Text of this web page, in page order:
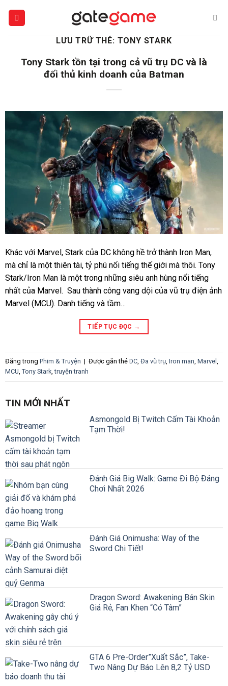
LƯU TRỮ THẺ: TONY STARK
Tony Stark tồn tại trong cả vũ trụ DC và là
đối thủ kinh doanh của Batman
Khác với Marvel, Stark của DC không hề trở thành Iron Man,
mà chỉ là một thiên tài, tỷ phú nổi tiếng thế giới mà thôi. Tony
Stark/Iron Man là một trong những siêu anh hùng nổi tiếng
nhất của Marvel. Sau thành công vang dội của vũ trụ điện ảnh
Marvel (MCU). Danh tiếng và tầm…
TIẾP TỤC ĐỌC →
Đăng trong Phim & Truyện | Được gắn thẻ DC, Đa vũ trụ, Iron man, Marvel ,
MCU, Tony Stark,truyện tranh
TIN MỚI NHẤT
Asmongold Bị Twitch Cấm Tài Khoản
Tạm Thời!
Đánh Giá Big Walk: Game Đi Bộ Đáng
Chơi Nhất 2026
Đánh Giá Onimusha: Way of the
Sword Chi Tiết!
Dragon Sword: Awakening Bán Skin
Giá Rẻ, Fan Khen “Có Tâm”
GTA 6 Pre-Order”Xuất Sắc”, Take-
Two Nâng Dự Báo Lên 8,2 Tỷ USD